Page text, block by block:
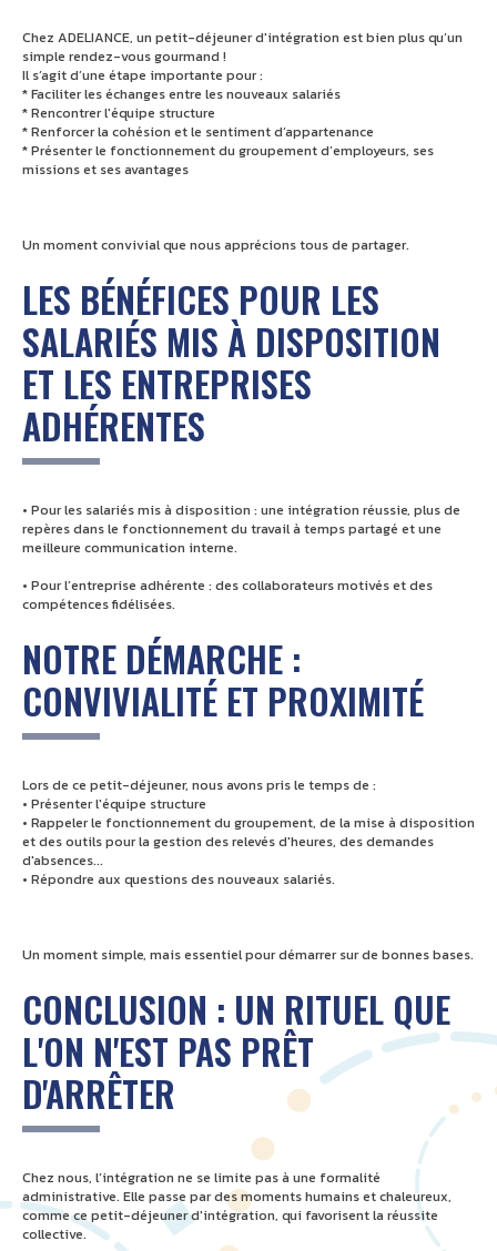
Chez ADELIANCE, un petit-déjeuner d'intégration est bien plus qu’un
simple rendez-vous gourmand !
Il s’agit d’une étape importante pour :
* Faciliter les échanges entre les nouveaux salariés
* Rencontrer l'équipe structure
* Renforcer la cohésion et le sentiment d’appartenance
* Présenter le fonctionnement du groupement d’employeurs, ses
missions et ses avantages
Un moment convivial que nous apprécions tous de partager.
LES BÉNÉFICES POUR LES
SALARIÉS MIS À DISPOSITION
ET LES ENTREPRISES
ADHÉRENTES
• Pour les salariés mis à disposition : une intégration réussie, plus de
repères dans le fonctionnement du travail à temps partagé et une
meilleure communication interne.
• Pour l’entreprise adhérente : des collaborateurs motivés et des
compétences fidélisées.
NOTRE DÉMARCHE :
CONVIVIALITÉ ET PROXIMITÉ
Lors de ce petit-déjeuner, nous avons pris le temps de :
• Présenter l'équipe structure
• Rappeler le fonctionnement du groupement, de la mise à disposition
et des outils pour la gestion des relevés d'heures, des demandes
d'absences...
• Répondre aux questions des nouveaux salariés.
Un moment simple, mais essentiel pour démarrer sur de bonnes bases.
CONCLUSION : UN RITUEL QUE
L'ON N'EST PAS PRÊT
D'ARRÊTER
Chez nous, l’intégration ne se limite pas à une formalité
administrative. Elle passe par des moments humains et chaleureux,
comme ce petit-déjeuner d'intégration, qui favorisent la réussite
collective.